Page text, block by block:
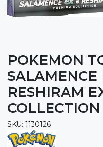
POKEMON
SALAMENCE
RESHIRAM
COLLECTION
SKU: 1130126